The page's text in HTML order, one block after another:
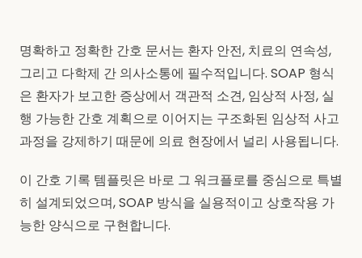
명확하고 정확한 간호 문서는 환자 안전, 치료의 연속성,
그리고 다학제 간 의사소통에 필수적입니다. SOAP 형식
은 환자가 보고한 증상에서 객관적 소견, 임상적 사정, 실
행 가능한 간호 계획으로 이어지는 구조화된 임상적 사고
과정을 강제하기 때문에 의료 현장에서 널리 사용됩니다.
이 간호 기록 템플릿은 바로 그 워크플로를 중심으로 특별
히 설계되었으며, SOAP 방식을 실용적이고 상호작용 가
능한 양식으로 구현합니다.